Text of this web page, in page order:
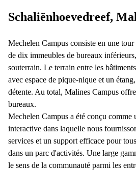
Schaliënhoevedreef,
Mechelen Campus consiste en une
de dix immeubles de bureaux
souterrain. Le terrain entre les
avec espace de pique-nique et un
détente. Au total, Malines Campus
bureaux.
Mechelen Campus a été conçu comme
interactive dans laquelle nous
services et un support efficace pour
dans un parc d'activités. Une large
le sens de la communauté parmi les